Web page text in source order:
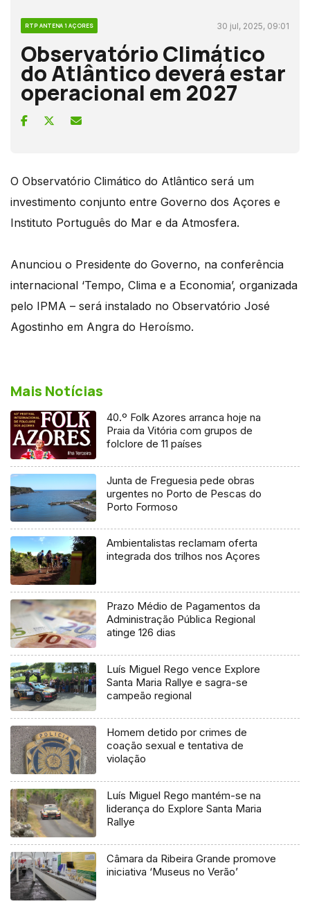
RTP ANTENA 1 AÇORES 30 jul, 2025, 09:01
Observatório Climático
do Atlântico deverá estar
operacional em 2027
O Observatório Climático do Atlântico será um
investimento conjunto entre Governo dos Açores e
Instituto Português do Mar e da Atmosfera.
Anunciou o Presidente do Governo, na conferência
internacional ‘Tempo, Clima e a Economia’, organizada
pelo IPMA – será instalado no Observatório José
Agostinho em Angra do Heroísmo.
Mais Notícias
40.º Folk Azores arranca hoje na
Praia da Vitória com grupos de
folclore de 11 países
Junta de Freguesia pede obras
urgentes no Porto de Pescas do
Porto Formoso
Ambientalistas reclamam oferta
integrada dos trilhos nos Açores
Prazo Médio de Pagamentos da
Administração Pública Regional
atinge 126 dias
Luís Miguel Rego vence Explore
Santa Maria Rallye e sagra-se
campeão regional
Homem detido por crimes de
coação sexual e tentativa de
violação
Luís Miguel Rego mantém-se na
liderança do Explore Santa Maria
Rallye
Câmara da Ribeira Grande promove
iniciativa ‘Museus no Verão’